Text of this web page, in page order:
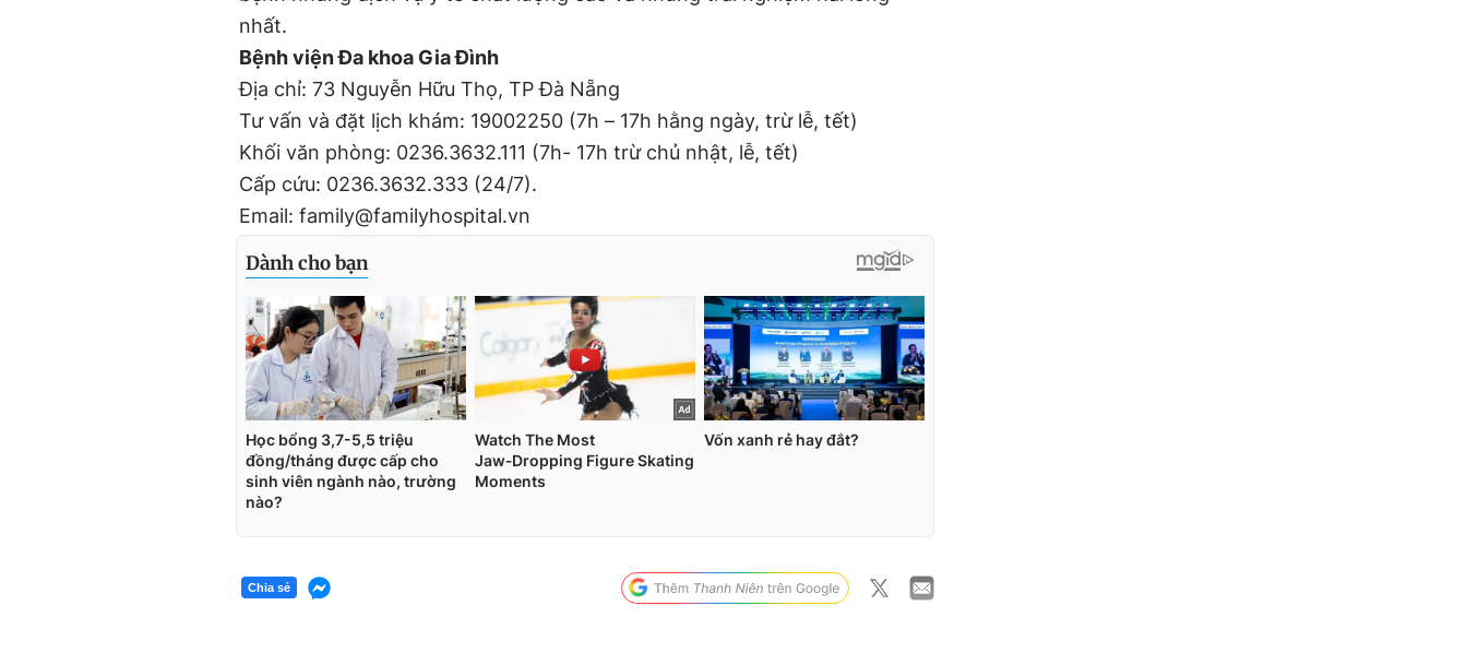
nhất.
Bệnh viện Đa khoa Gia Đình
Địa chỉ: 73 Nguyễn Hữu Thọ, TP Đà Nẵng
Tư vấn và đặt lịch khám: 19002250 (7h – 17h hằng ngày, trừ lễ, tết)
Khối văn phòng: 0236.3632.111 (7h- 17h trừ chủ nhật, lễ, tết)
Cấp cứu: 0236.3632.333 (24/7).
Email: family@familyhospital.vn
Chia sẻ